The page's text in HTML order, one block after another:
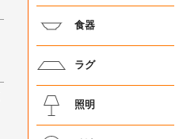
食器
ラグ
照明